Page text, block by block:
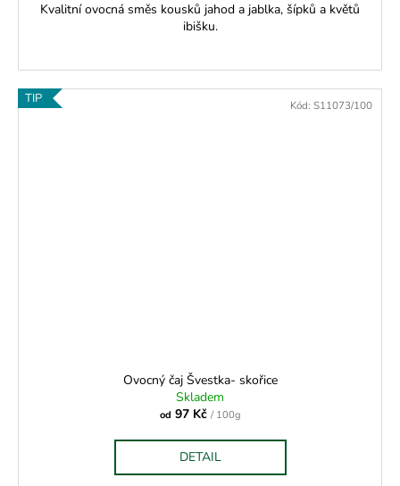
Kvalitní ovocná směs kousků jahod a jablka, šípků a květů
ibišku.
TIP
Ovocný čaj Švestka- skořice
Skladem
od 97 Kč / 100g
DETAIL
Kód: S11073/100